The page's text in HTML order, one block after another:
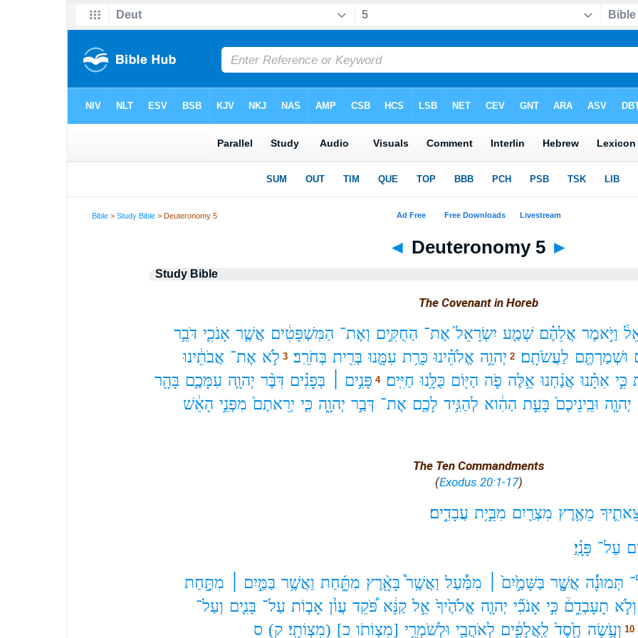
Bible >Study Bible > Deuteronomy 5
◄ Deuteronomy 5 ►
Study Bible
The Covenant in Horeb
וַיֹּ֣אמֶר אֲלֵהֶ֗ם שְׁמַ֤ע יִשְׂרָאֵל֙ אֶת־ הַחֻקִּ֣ים וְאֶת־ הַמִּשְׁפָּטִ֔ים אֲשֶׁ֧ר אָנֹכִ֛י דֹּבֵ֥ר
וּשְׁמַרְתֶּ֖ם לַעֲשֹׂתָֽם׃ 2 יְהוָ֣ה אֱלֹהֵ֗ינוּ כָּרַ֥ת עִמָּ֛נוּ בְּרִ֖ית בְּחֹרֵֽב׃ 3 לֹ֣א אֶת־ אֲבֹתֵ֔ינוּ
כִּ֣י אִתָּ֗נוּ אֲנַ֨חְנוּ אֵ֥לֶּה פֹ֛ה הַיּ֖וֹם כֻּלָּ֥נוּ חַיִּֽים׃ 4 פָּנִ֣ים ׀ בְּפָנִ֗ים דִּבֶּ֨ר יְהוָ֧ה עִמָּכֶ֛ם בָּהָ֖ר
יְהוָ֤ה וּבֵֽינֵיכֶם֙ בָּעֵ֣ת הַהִ֔וא לְהַגִּ֥יד לָכֶ֖ם אֶת־ דְּבַ֣ר יְהוָ֑ה כִּ֤י יְרֵאתֶם֙ מִפְּנֵ֣י הָאֵ֔שׁ
The Ten Commandments
(Exodus 20:1-17)
מֵאֶ֥רֶץ מִצְרַ֖יִם מִבֵּ֣י֥ת עֲבָדִֽ֑ים׃
עַל־ פָּנָֽ֗יַ׃
תְּמוּנָ֔֡ה אֲשֶׁ֤֣ר בַּשָּׁמַ֣֙יִם֙ ׀ מִמַּ֔֡עַל וַאֲשֶׁ֥ר֩ בָּאָ֖֨רֶץ מִתָּ֑֜חַת וַאֲשֶׁ֥ר בַּמַּ֖֣יִם ׀
מִתַּ֥֣חַת
וְלֹ֣א תָעָבְדֵ֑ם֒ כִּ֣י אָנֹכִ֞י יְהוָ֤ה אֱלֹהֶ֙יךָ֙ אֵ֣ל קַנָּ֔א פֹּ֠קֵד עֲוֹ֨ן אָב֧וֹת עַל־ בָּנִ֛ים וְעַל־
10 וְעֹ֤֥שֶׂה חֶ֖֙סֶד֙ לַֽאֲלָפִ֑֔ים לְאֹהֲבַ֖י וּלְשֹׁמְרֵ֥י [מִצְוֹתֹו כ] (מִצְוֹתָֽי׃ ק) ס